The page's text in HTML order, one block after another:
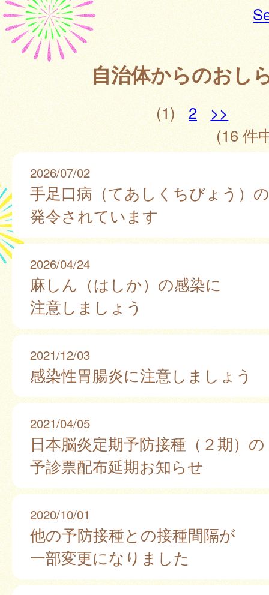
自治体からのおし
(1) 2
>>
(16 件
2026/07/02
手足口病（てあしくちびょう）
発令されています
2026/04/24
麻しん（はしか）の感染に
注意しましょう
2021/12/03
感染性胃腸炎に注意しましょう
2021/04/05
日本脳炎定期予防接種（２期）の
予診票配布延期お知らせ
2020/10/01
他の予防接種との接種間隔が
一部変更になりました